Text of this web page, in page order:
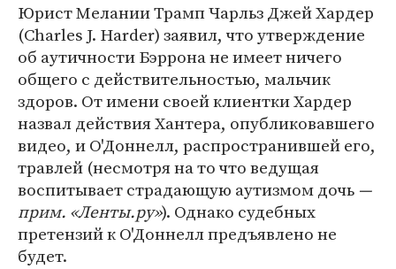
Юрист Мелании Трамп Чарльз Джей Хардер
(Charles J. Harder) заявил, что утверждение
об аутичности Бэррона не имеет ничего
общего с действительностью, мальчик
здоров. От имени своей клиентки Хардер
назвал действия Хантера, опубликовавшего
видео, и О'Доннелл, распространившей его,
травлей (несмотря на то что ведущая
воспитывает страдающую аутизмом дочь —
прим. «Ленты.ру»). Однако судебных
претензий к О'Доннелл предъявлено не
будет.